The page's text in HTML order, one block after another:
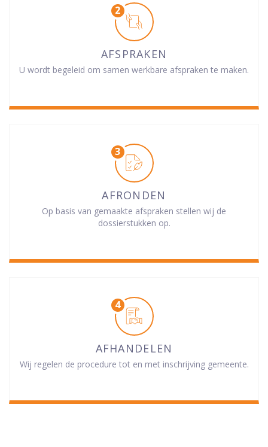
AFSPRAKEN
U wordt begeleid om samen werkbare afspraken te maken.
AFRONDEN
Op basis van gemaakte afspraken stellen wij de
dossierstukken op.
AFHANDELEN
Wij regelen de procedure tot en met inschrijving gemeente.